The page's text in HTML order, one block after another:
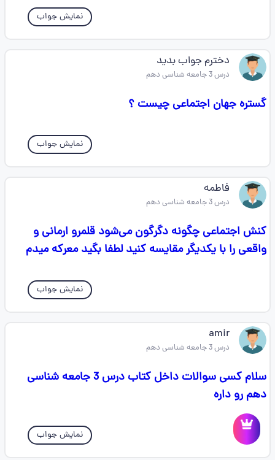
نمایش جواب
دخترم جواب بدید
درس 3 جامعه شناسی دهم
گستره جهان اجتماعی چیست ؟
نمایش جواب
فاطمه
درس 3 جامعه شناسی دهم
کنش اجتماعی چگونه دگرگون می‌شود قلمرو ارمانی و
واقعی را با یکدیگر مقایسه کنید لطفا بگید معرکه میدم
نمایش جواب
amir
درس 3 جامعه شناسی دهم
سلام کسی سوالات داخل کتاب درس 3 جامعه شناسی
دهم رو داره
نمایش جواب